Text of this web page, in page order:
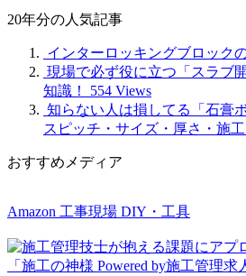
20年分の人気記事
インターロッキングブロック
現場で必ず役に立つ「スラブ
知識！
554 Views
知らない人は損してる「石膏
スピッチ・サイズ・厚さ・施工
おすすめメディア
Amazon 工事現場 DIY・工具